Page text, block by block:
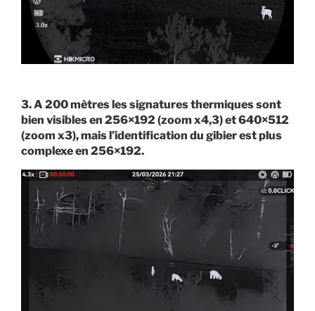
3. A 200 mètres les signatures thermiques sont
bien visibles en 256×192 (zoom x4,3) et 640×512
(zoom x3), mais l’identification du gibier est plus
complexe en 256×192.